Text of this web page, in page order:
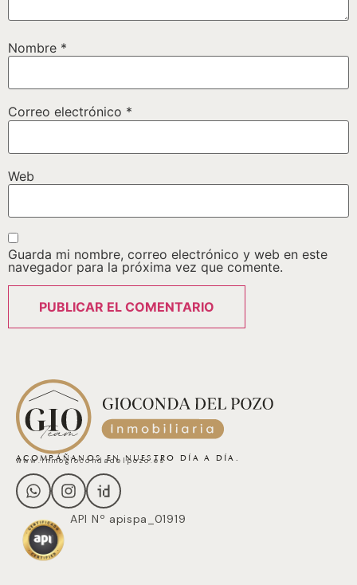
Nombre *
Correo electrónico *
Web
Guarda mi nombre, correo electrónico y web en este
navegador para la próxima vez que comente.
ACOMPÁÑANOS EN NUESTRO DÍA A DÍA.
www.inmogiocondadelpozo.es
API Nº apispa_01919